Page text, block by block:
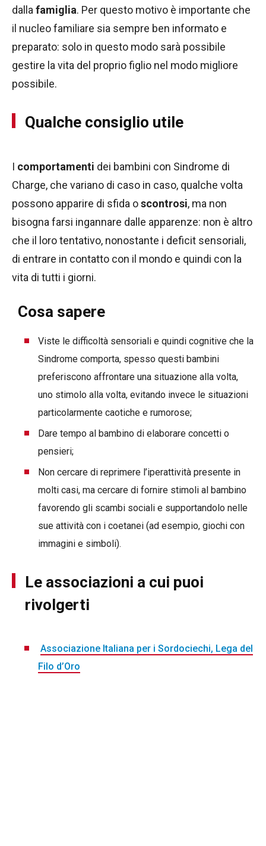
dallafamiglia. Per questo motivo è importante che
il nucleo familiare sia sempre ben informato e
preparato: solo in questo modo sarà possibile
gestire la vita del proprio figlio nel modo migliore
possibile.
Qualche consiglio utile
I comportamenti dei bambini con Sindrome di
Charge, che variano di caso in caso, qualche volta
possono apparire di sfida oscontrosi, ma non
bisogna farsi ingannare dalle apparenze: non è altro
che il loro tentativo, nonostante i deficit sensoriali,
di entrare in contatto con il mondo e quindi con la
vita di tutti i giorni.
Cosa sapere
Viste le difficoltà sensoriali e quindi cognitive che la
Sindrome comporta, spesso questi bambini
preferiscono affrontare una situazione alla volta,
uno stimolo alla volta, evitando invece le situazioni
particolarmente caotiche e rumorose;
Dare tempo al bambino di elaborare concetti o
pensieri;
Non cercare di reprimere l’iperattività presente in
molti casi, ma cercare di fornire stimoli al bambino
favorendo gli scambi sociali e supportandolo nelle
sue attività con i coetanei (ad esempio, giochi con
immagini e simboli).
Le associazioni a cui puoi
rivolgerti
Associazione Italiana per i Sordociechi, Lega del
Filo d’Oro